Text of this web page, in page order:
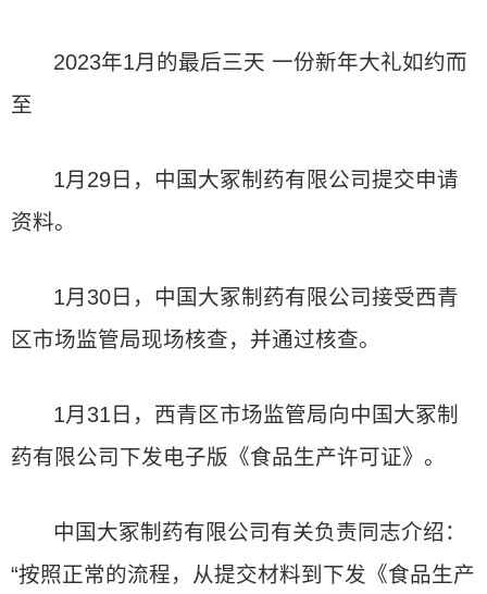
2023年1月的最后三天 一份新年大礼如约而
至
1月29日，中国大冢制药有限公司提交申请
资料。
1月30日，中国大冢制药有限公司接受西青
区市场监管局现场核查，并通过核查。
1月31日，西青区市场监管局向中国大冢制
药有限公司下发电子版《食品生产许可证》。
中国大冢制药有限公司有关负责同志介绍：
“按照正常的流程，从提交材料到下发《食品生产